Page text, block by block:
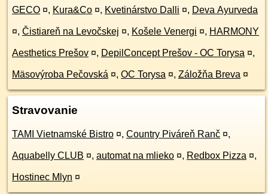
GECO ¤, Kura&Co ¤, Kvetinárstvo Dalli ¤, Deva Ayurveda
¤, Čistiareň na Levočskej ¤, Košele Venergi ¤, HARMONY
Aesthetics Prešov ¤, DepilConcept Prešov - OC Torysa ¤,
Mäsovýroba Pečovská ¤, OC Torysa ¤, Záložňa Breva ¤
Stravovanie
TAMI Vietnamské Bistro ¤, Country Piváreň Ranč ¤,
Aquabelly CLUB ¤, automat na mlieko ¤, Redbox Pizza ¤,
Hostinec Mlyn ¤